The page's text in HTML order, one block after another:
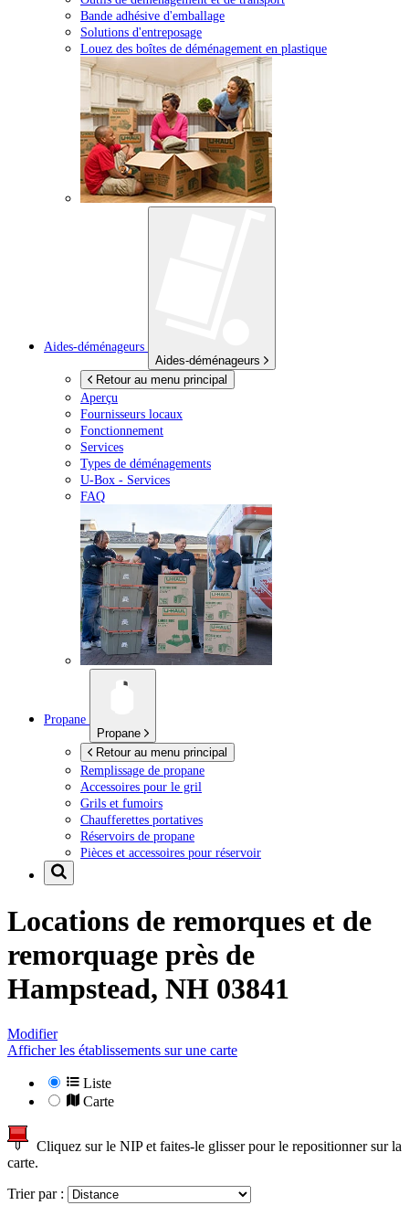
Bande adhésive d'emballage
Solutions d'entreposage
Louez des boîtes de déménagement en plastique
Aides-déménageurs
Aides-déménageurs
Retour au menu principal
Aperçu
Fournisseurs locaux
Fonctionnement
Services
Types de déménagements
U-Box - Services
FAQ
Propane
Propane
Retour au menu principal
Remplissage de propane
Accessoires pour le gril
Grils et fumoirs
Chaufferettes portatives
Réservoirs de propane
Pièces et accessoires pour réservoir
Locations de remorques et de
remorquage près de
Hampstead, NH 03841
Modifier
Afficher les établissements sur une carte
Liste
Carte
Cliquez sur le NIP et faites-le glisser pour le repositionner sur la
carte.
Trier par :